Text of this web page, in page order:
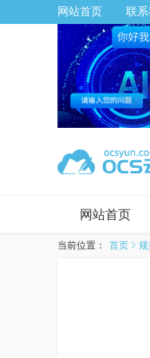
网站首页 联系
网站首页
当前位置： 首页